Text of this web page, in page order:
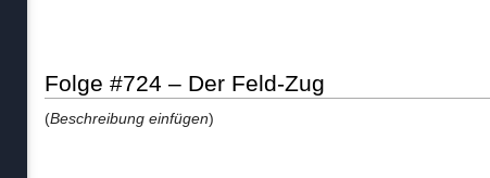
Folge #724 – Der Feld-Zug
(Beschreibung einfügen)